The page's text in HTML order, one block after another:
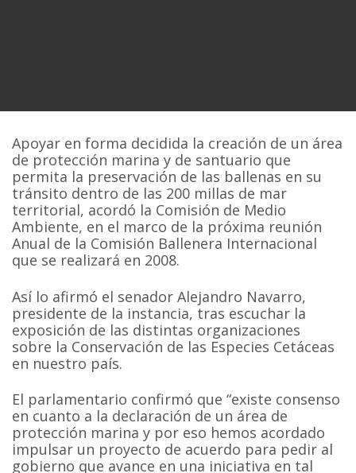
Apoyar en forma decidida la creación de un área
de protección marina y de santuario que
permita la preservación de las ballenas en su
tránsito dentro de las 200 millas de mar
territorial, acordó la Comisión de Medio
Ambiente, en el marco de la próxima reunión
Anual de la Comisión Ballenera Internacional
que se realizará en 2008.
Así lo afirmó el senador Alejandro Navarro,
presidente de la instancia, tras escuchar la
exposición de las distintas organizaciones
sobre la Conservación de las Especies Cetáceas
en nuestro país.
El parlamentario confirmó que “existe consenso
en cuanto a la declaración de un área de
protección marina y por eso hemos acordado
impulsar un proyecto de acuerdo para pedir al
gobierno que avance en una iniciativa en tal